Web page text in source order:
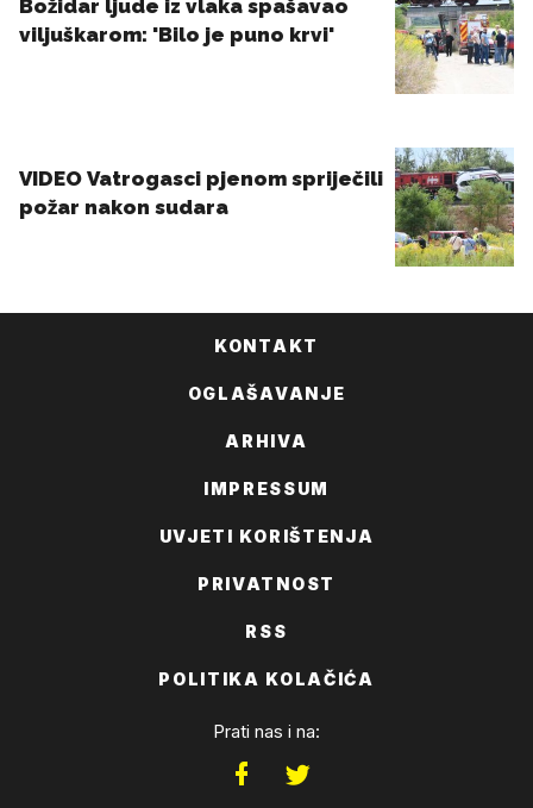
KONTAKT
OGLAŠAVANJE
ARHIVA
IMPRESSUM
UVJETI KORIŠTENJA
PRIVATNOST
RSS
POLITIKA KOLAČIĆA
Prati nas i na: